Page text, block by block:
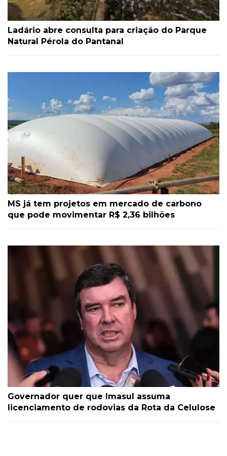
Ladário abre consulta para criação do Parque
Natural Pérola do Pantanal
MS já tem projetos em mercado de carbono
que pode movimentar R$ 2,36 bilhões
Governador quer que Imasul assuma
licenciamento de rodovias da Rota da Celulose